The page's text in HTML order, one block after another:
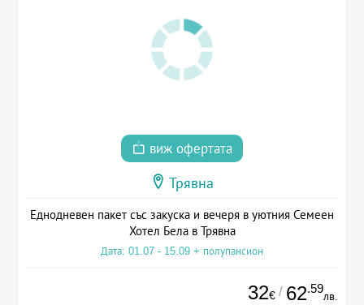
виж офертата
Трявна
Еднодневен пакет със закуска и вечеря в уютния Семеен
Хотел Бела в Трявна
Дата: 01.07 - 15.09 + полупансион
32€ / 62.59
лв.